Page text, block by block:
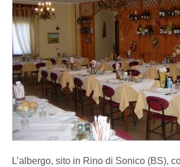
L’albergo, sito in Rino di Sonico (BS),